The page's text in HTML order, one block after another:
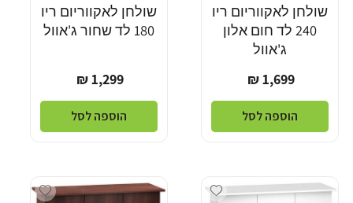
שולחן לאקווריום ריו
240 לד חום אלון
ג'אוול
מחיר
רגיל
1,699 ₪
הוספה לסל
שולחן לאקווריום ריו
180 לד שחור ג'אוול
מחיר
רגיל
1,299 ₪
הוספה לסל
Add wishlist
wishlist